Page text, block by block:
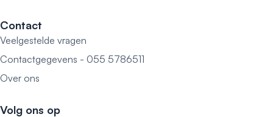
Contact
Veelgestelde vragen
Contactgegevens - 055 5786511
Over ons
Volg ons op